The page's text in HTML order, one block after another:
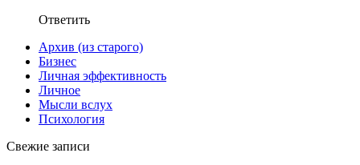
Ответить
Архив (из старого)
Бизнес
Личная эффективность
Личное
Мысли вслух
Психология
Свежие записи